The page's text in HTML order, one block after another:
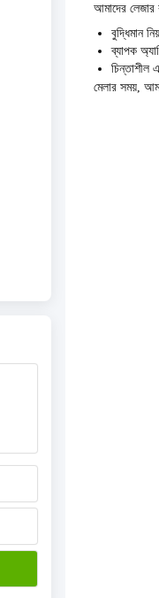
আমাদের লেজার
বুদ্ধিমান
ব্যাপক
চিন্তাশীল
মেলার সময়,